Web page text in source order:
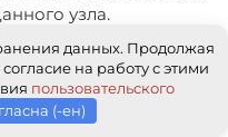
узла.
видеосайта
фото и видео
данных. Продолжая
на работу с этими
пользовательского
(-ен)